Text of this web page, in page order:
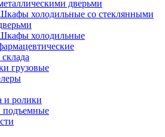
дверьми
холодильные со стеклянными
холодильные
грузовые
и ролики
подъемные